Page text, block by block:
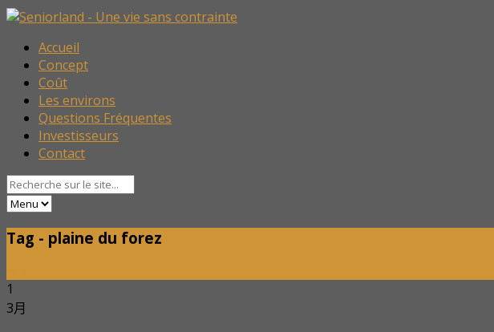
Accueil
Concept
Coût
Les environs
Questions Fréquentes
Investisseurs
Contact
Tag - plaine du forez
1
3月